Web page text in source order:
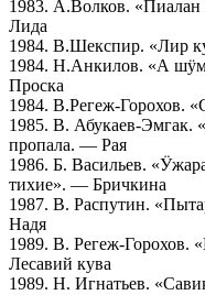
1983. А.Волков.
Лида
1984. В.Шекспир. «Лир
1984. Н.Анкилов. «А шӱм
Проска
1984. В.Регеж-Горохов.
1985. В. Абукаев-Эмгак.
пропала. — Рая
1986. Б. Васильев.
тихие». — Бричкина
1987. В. Распутин.
Надя
1989. В. Регеж-Горохов.
Лесавий кува
1989. Н. Игнатьев.